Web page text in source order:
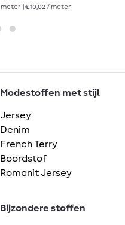
meter | € 10,02 / meter
Modestoffen met stijl
Jersey
Denim
French Terry
Boordstof
Romanit Jersey
Bijzondere stoffen